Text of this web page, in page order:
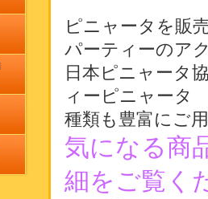
ピニャータを販
パーティーのア
日本ピニャータ
ィーピニャータ
種類も豊富にご
気になる
細をご覧く